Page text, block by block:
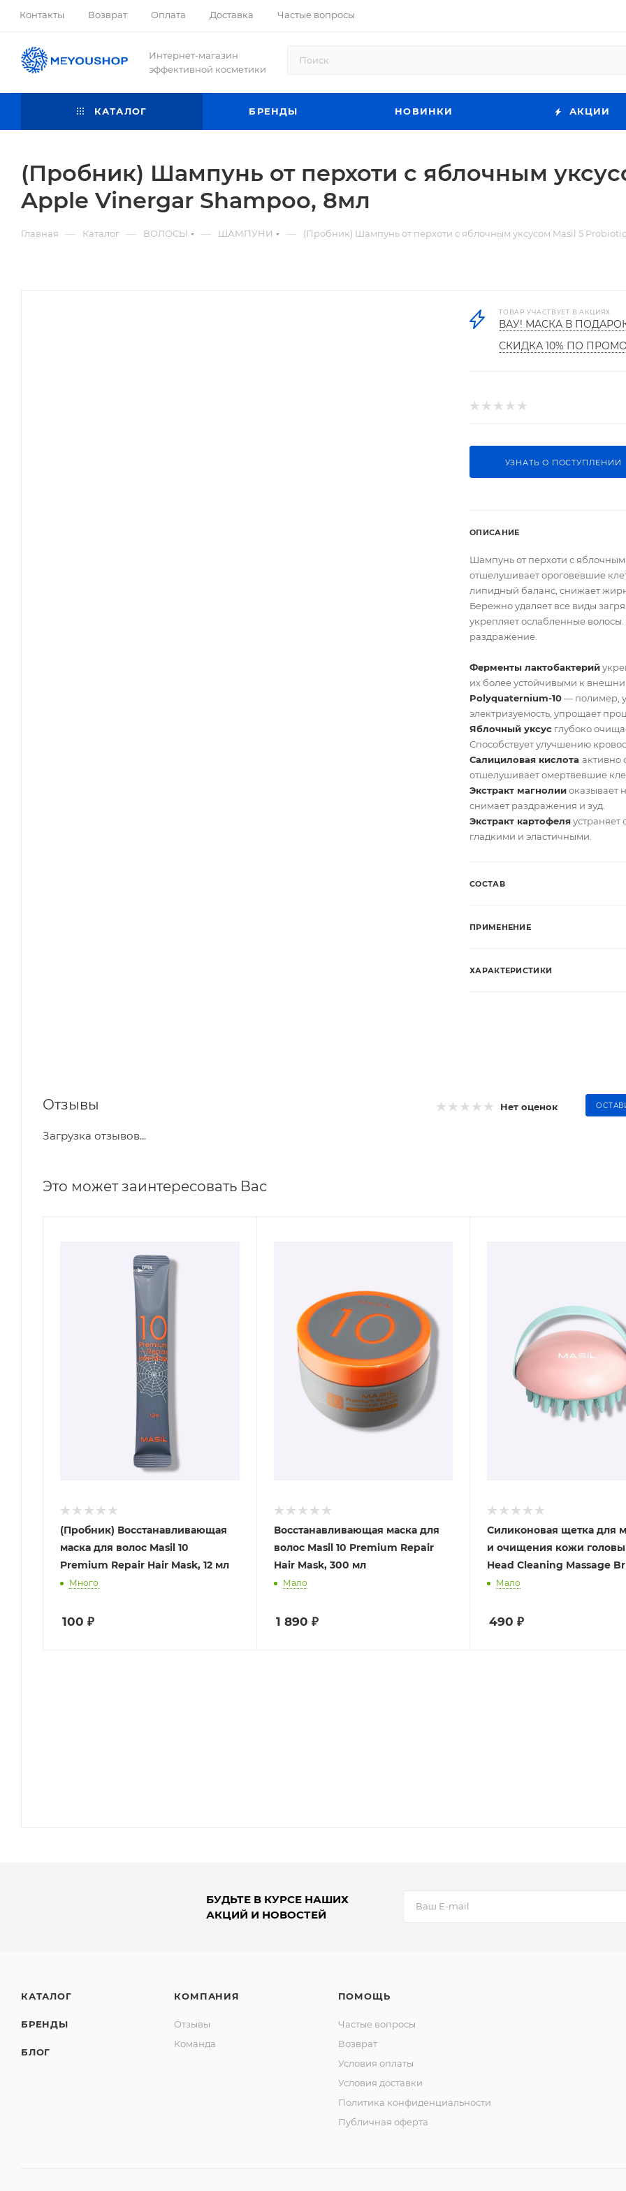
Контакты Возврат Оплата Доставка Частые вопросы
Интернет-магазин
эффективной косметики
КАТАЛОГ БРЕНДЫ НОВИНКИ АКЦИИ
(Пробник) Шампунь от перхоти с яблочным
Apple Vinergar Shampoo, 8мл
Главная — Каталог — ВОЛОСЫ — ШАМПУНИ — (Пробник) Шампунь от перхоти с яблочным уксусом Masil 5
ТОВАР УЧАСТВУЕТ В АКЦИЯХ
ВАУ! МАСКА В
СКИДКА 10% ПО
УЗНАТЬ О ПОСТУПЛЕНИИ
ОПИСАНИЕ
Шампунь от перхоти с
отшелушивает ороговевшие
липидный баланс, снижает
Бережно удаляет все виды
укрепляет ослабленные
раздражение.
Ферменты лактобактерий
их более устойчивыми к
Polyquaternium-10— полимер,
электризуемость, упрощает
Яблочный уксус глубоко
Способствует улучшению
Салициловая кислота активно
отшелушивает омертвевшие
Экстракт магнолииоказывает
снимает раздражения и зуд.
Экстракт картофеляустраняет
гладкими и эластичными.
СОСТАВ
ПРИМЕНЕНИЕ
ХАРАКТЕРИСТИКИ
Отзывы Нет оценок
Загрузка отзывов...
Это может заинтересовать Вас
(Пробник) Восстанавливающая
маска для волос Masil 10
Premium Repair Hair Mask, 12 мл
Много
100 ₽
Восстанавливающая маска для
волос Masil 10 Premium Repair
Hair Mask, 300 мл
Мало
1 890 ₽
Силиконовая щетка для
и очищения кожи головы
Head Cleaning Massage
Мало
490 ₽
БУДЬТЕ В КУРСЕ НАШИХ
АКЦИЙ И НОВОСТЕЙ
КАТАЛОГ
БРЕНДЫ
БЛОГ
КОМПАНИЯ
Отзывы
Команда
ПОМОЩЬ
Частые вопросы
Возврат
Условия оплаты
Условия доставки
Политика конфиденциальности
Публичная оферта